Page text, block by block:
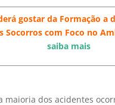
gostar da Formação a
Socorros com Foco no
saiba mais
maioria dos acidentes